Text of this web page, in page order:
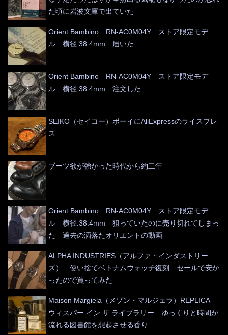
た頃に岩波文庫で出ていた
Orient Bambino RN-AC0M04Y ストア限定モデ
ル 横径:38.4mm 届いた
Orient Bambino RN-AC0M04Y ストア限定モデ
ル 横径:38.4mm 注文した
SEIKO（セイコー）ボーイにAliExpressのライスブレ
ス
ブーツ欲が強かった時代から約二年
Orient Bambino RN-AC0M04Y ストア限定モデ
ル 横径:38.4mm 狙っていたのに売り切れてしまっ
た 過去の洒落たオリエントの動画
ALPHA INDUSTRIES（アルファ・インダストリー
ズ） 使い捨てベトナムウォッチ復刻 セールで安か
ったので買ってみた
Maison Margiela（メゾン・マルジェラ）REPLICA
ウィスパー イン ザ ライブラリー ゆっくりと時間が
流れる図書館を想起させる香り